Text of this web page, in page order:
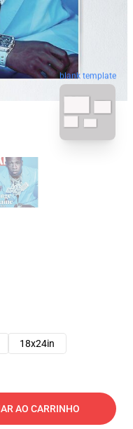
blank template
18x24in
AO CARRINHO